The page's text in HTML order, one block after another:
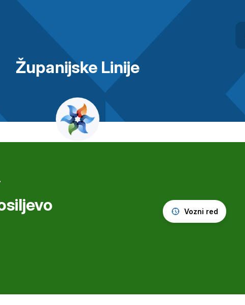
Županijske Linije
Vozni red